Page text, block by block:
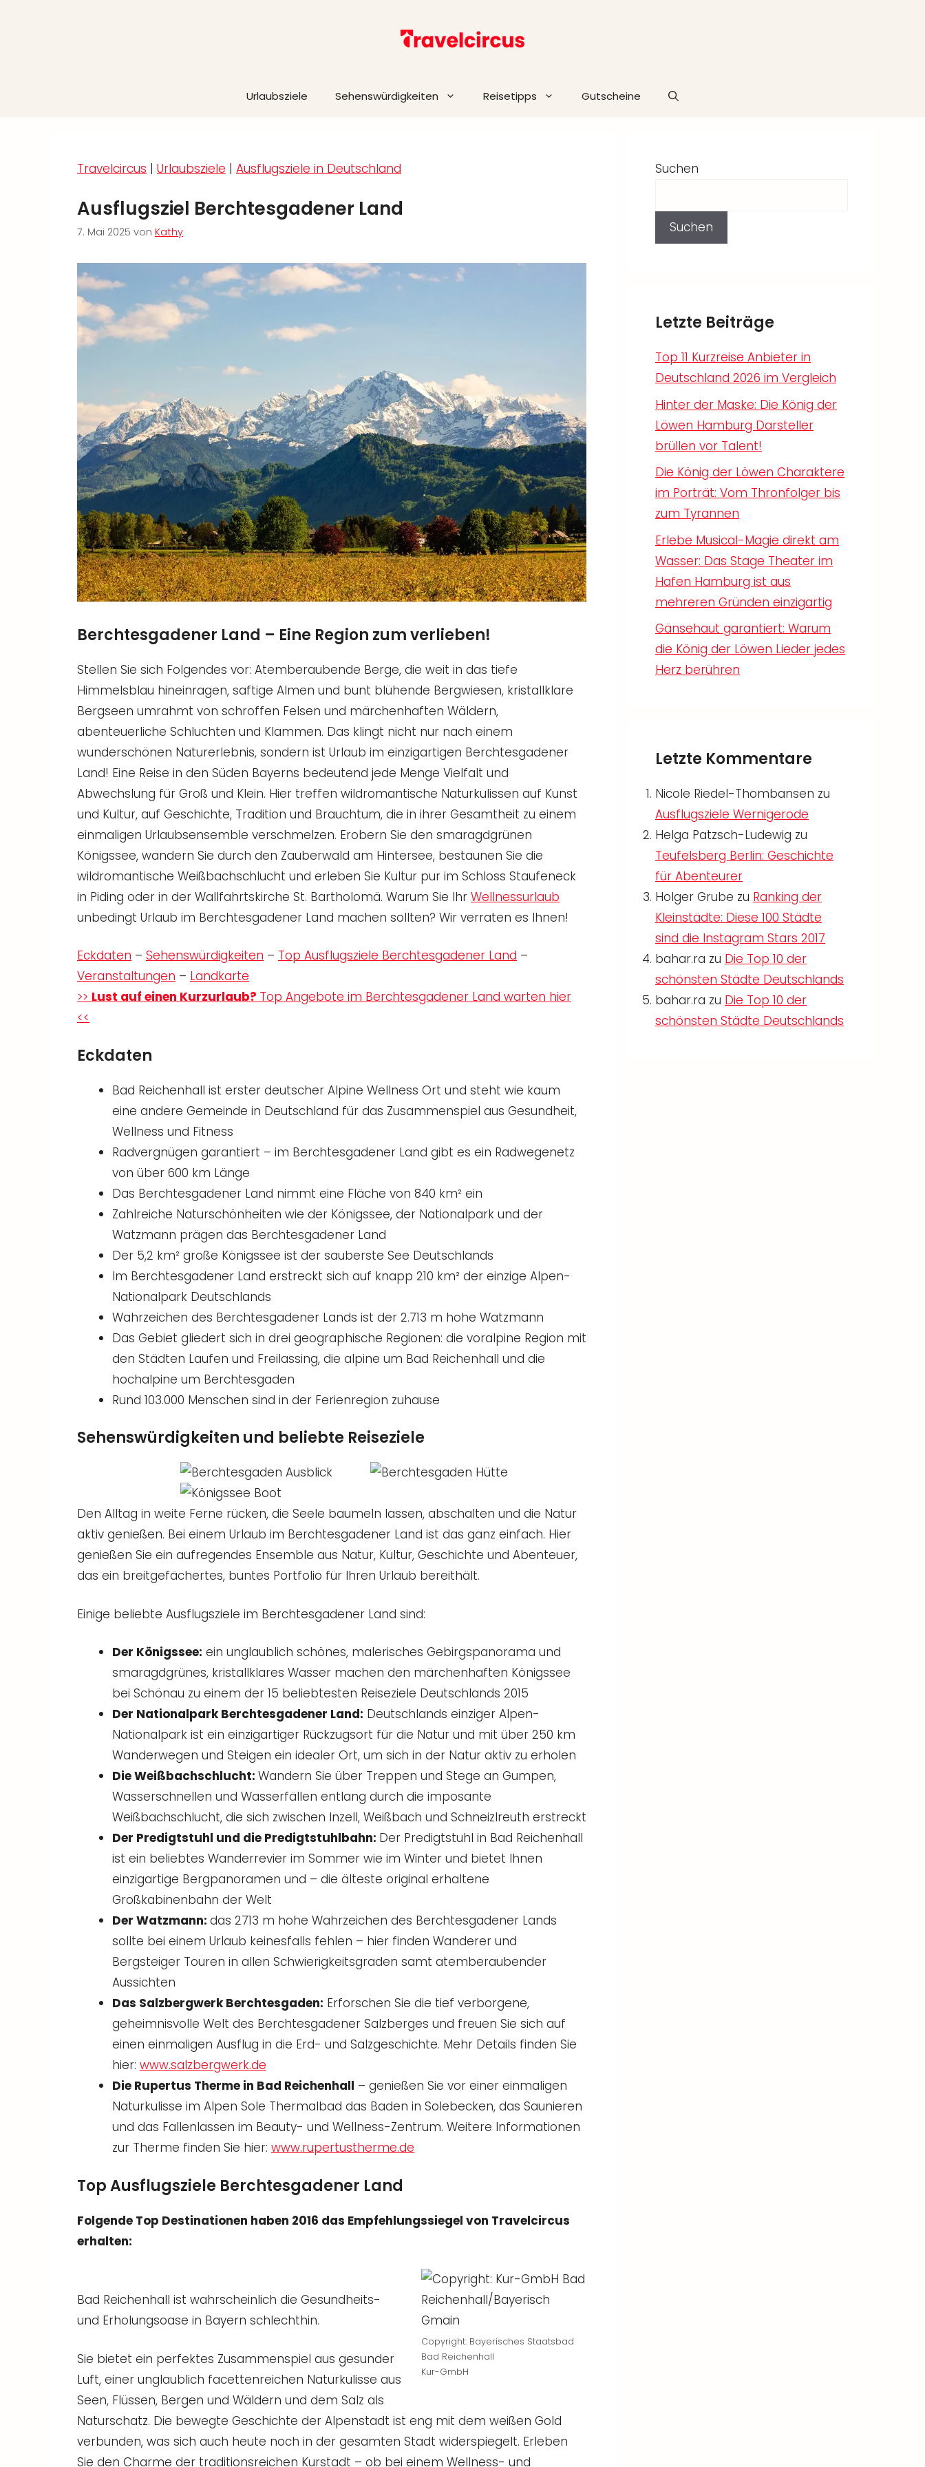
Urlaubsziele Sehenswürdigkeiten Reisetipps Gutscheine
Travelcircus | Urlaubsziele | Ausflugsziele in Deutschland
Ausflugsziel Berchtesgadener Land
7. Mai 2025 von Kathy
Berchtesgadener Land – Eine Region zum verlieben!
Stellen Sie sich Folgendes vor: Atemberaubende Berge, die weit in das tiefe
Himmelsblau hineinragen, saftige Almen und bunt blühende Bergwiesen, kristallklare
Bergseen umrahmt von schroffen Felsen und märchenhaften Wäldern,
abenteuerliche Schluchten und Klammen. Das klingt nicht nur nach einem
wunderschönen Naturerlebnis, sondern ist Urlaub im einzigartigen Berchtesgadener
Land! Eine Reise in den Süden Bayerns bedeutend jede Menge Vielfalt und
Abwechslung für Groß und Klein. Hier treffen wildromantische Naturkulissen auf Kunst
und Kultur, auf Geschichte, Tradition und Brauchtum, die in ihrer Gesamtheit zu einem
einmaligen Urlaubsensemble verschmelzen. Erobern Sie den smaragdgrünen
Königssee, wandern Sie durch den Zauberwald am Hintersee, bestaunen Sie die
wildromantische Weißbachschlucht und erleben Sie Kultur pur im Schloss Staufeneck
in Piding oder in der Wallfahrtskirche St. Bartholomä. Warum Sie Ihr Wellnessurlaub
unbedingt Urlaub im Berchtesgadener Land machen sollten? Wir verraten es Ihnen!
Eckdaten – Sehenswürdigkeiten – Top Ausflugsziele Berchtesgadener Land –
Veranstaltungen – Landkarte
>> Lust auf einen Kurzurlaub? Top Angebote im Berchtesgadener Land warten hier
<<
Eckdaten
Bad Reichenhall ist erster deutscher Alpine Wellness Ort und steht wie kaum
eine andere Gemeinde in Deutschland für das Zusammenspiel aus Gesundheit,
Wellness und Fitness
Radvergnügen garantiert – im Berchtesgadener Land gibt es ein Radwegenetz
von über 600 km Länge
Das Berchtesgadener Land nimmt eine Fläche von 840 km² ein
Zahlreiche Naturschönheiten wie der Königssee, der Nationalpark und der
Watzmann prägen das Berchtesgadener Land
Der 5,2 km² große Königssee ist der sauberste See Deutschlands
Im Berchtesgadener Land erstreckt sich auf knapp 210 km² der einzige Alpen-
Nationalpark Deutschlands
Wahrzeichen des Berchtesgadener Lands ist der 2.713 m hohe Watzmann
Das Gebiet gliedert sich in drei geographische Regionen: die voralpine Region mit
den Städten Laufen und Freilassing, die alpine um Bad Reichenhall und die
hochalpine um Berchtesgaden
Rund 103.000 Menschen sind in der Ferienregion zuhause
Sehenswürdigkeiten und beliebte Reiseziele
Den Alltag in weite Ferne rücken, die Seele baumeln lassen, abschalten und die Natur
aktiv genießen. Bei einem Urlaub im Berchtesgadener Land ist das ganz einfach. Hier
genießen Sie ein aufregendes Ensemble aus Natur, Kultur, Geschichte und Abenteuer,
das ein breitgefächertes, buntes Portfolio für Ihren Urlaub bereithält.
Einige beliebte Ausflugsziele im Berchtesgadener Land sind:
Der Königssee: ein unglaublich schönes, malerisches Gebirgspanorama und
smaragdgrünes, kristallklares Wasser machen den märchenhaften Königssee
bei Schönau zu einem der 15 beliebtesten Reiseziele Deutschlands 2015
Der Nationalpark Berchtesgadener Land: Deutschlands einziger Alpen-
Nationalpark ist ein einzigartiger Rückzugsort für die Natur und mit über 250 km
Wanderwegen und Steigen ein idealer Ort, um sich in der Natur aktiv zu erholen
Die Weißbachschlucht: Wandern Sie über Treppen und Stege an Gumpen,
Wasserschnellen und Wasserfällen entlang durch die imposante
Weißbachschlucht, die sich zwischen Inzell, Weißbach und Schneizlreuth erstreckt
Der Predigtstuhl und die Predigtstuhlbahn: Der Predigtstuhl in Bad Reichenhall
ist ein beliebtes Wanderrevier im Sommer wie im Winter und bietet Ihnen
einzigartige Bergpanoramen und – die älteste original erhaltene
Großkabinenbahn der Welt
Der Watzmann: das 2713 m hohe Wahrzeichen des Berchtesgadener Lands
sollte bei einem Urlaub keinesfalls fehlen – hier finden Wanderer und
Bergsteiger Touren in allen Schwierigkeitsgraden samt atemberaubender
Aussichten
Das Salzbergwerk Berchtesgaden: Erforschen Sie die tief verborgene,
geheimnisvolle Welt des Berchtesgadener Salzberges und freuen Sie sich auf
einen einmaligen Ausflug in die Erd- und Salzgeschichte. Mehr Details finden Sie
hier: www.salzbergwerk.de
Die Rupertus Therme in Bad Reichenhall – genießen Sie vor einer einmaligen
Naturkulisse im Alpen Sole Thermalbad das Baden in Solebecken, das Saunieren
und das Fallenlassen im Beauty- und Wellness-Zentrum. Weitere Informationen
zur Therme finden Sie hier: www.rupertustherme.de
Top Ausflugsziele Berchtesgadener Land
Folgende Top Destinationen haben 2016 das Empfehlungssiegel von Travelcircus
erhalten:
Copyright: Bayerisches Staatsbad
Bad Reichenhall
Kur-GmbH
Bad Reichenhall ist wahrscheinlich die Gesundheits-
und Erholungsoase in Bayern schlechthin.
Sie bietet ein perfektes Zusammenspiel aus gesunder
Luft, einer unglaublich facettenreichen Naturkulisse aus
Seen, Flüssen, Bergen und Wäldern und dem Salz als
Naturschatz. Die bewegte Geschichte der Alpenstadt ist eng mit dem weißen Gold
verbunden, was sich auch heute noch in der gesamten Stadt widerspiegelt. Erleben
Sie den Charme der traditionsreichen Kurstadt – ob bei einem Wellness- und
Suchen
Suchen
Letzte Beiträge
Top 11 Kurzreise Anbieter in
Deutschland 2026 im Vergleich
Hinter der Maske: Die König der
Löwen Hamburg Darsteller
brüllen vor Talent!
Die König der Löwen Charaktere
im Porträt: Vom Thronfolger bis
zum Tyrannen
Erlebe Musical-Magie direkt am
Wasser: Das Stage Theater im
Hafen Hamburg ist aus
mehreren Gründen einzigartig
Gänsehaut garantiert: Warum
die König der Löwen Lieder jedes
Herz berühren
Letzte Kommentare
Nicole Riedel-Thombansen zu
Ausflugsziele Wernigerode
Helga Patzsch-Ludewig zu
Teufelsberg Berlin: Geschichte
für Abenteurer
Holger Grube zu Ranking der
Kleinstädte: Diese 100 Städte
sind die Instagram Stars 2017
bahar.ra zu Die Top 10 der
schönsten Städte Deutschlands
bahar.ra zu Die Top 10 der
schönsten Städte Deutschlands